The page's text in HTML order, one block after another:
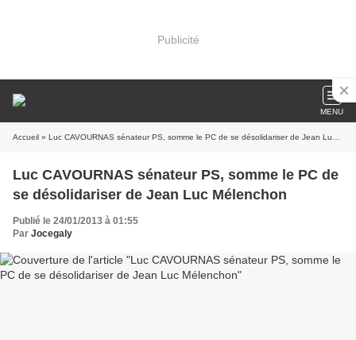
Publicité
MENU
Accueil » Luc CAVOURNAS sénateur PS, somme le PC de se désolidariser de Jean Luc Mélenchon
Luc CAVOURNAS sénateur PS, somme le PC de
se désolidariser de Jean Luc Mélenchon
Publié le 24/01/2013 à 01:55
Par Jocegaly